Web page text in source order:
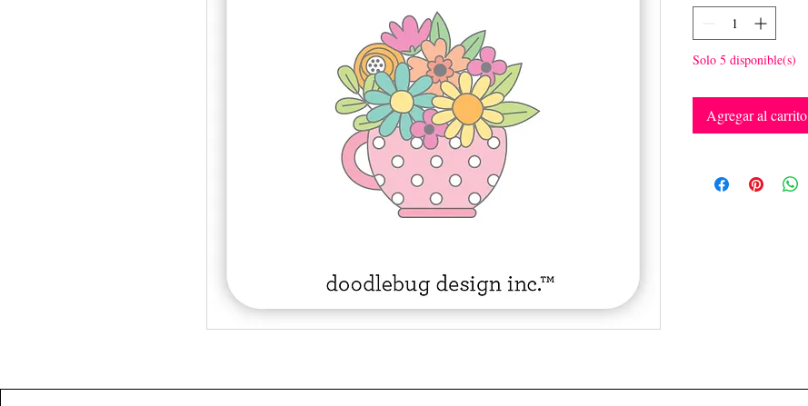
Solo 5 disponible(s)
Agregar al carrito